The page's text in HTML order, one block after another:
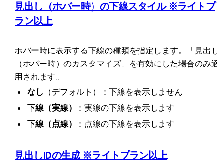
見出し（ホバー時）の下線スタイル ※ライトプ
ラン以上
ホバー時に表示する下線の種類を指定します。「見出
（ホバー時）のカスタマイズ」を有効にした場合のみ
用されます。
なし （デフォルト）：下線を表示しません
下線（実線）
：実線の下線を表示します
下線（点線）
：点線の下線を表示します
見出しIDの生成 ※ライトプラン以上